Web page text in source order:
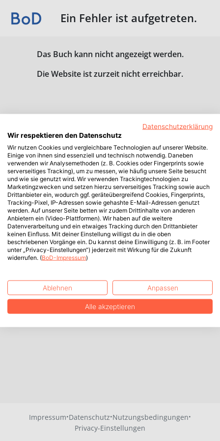
Ein Fehler ist aufgetreten.
Das Buch kann nicht angezeigt werden.
Die Website ist zurzeit nicht erreichbar.
Impressum·Datenschutz·Nutzungsbedingungen·
Privacy-Einstellungen
Datenschutzerklärung
Wir respektieren den Datenschutz
Wir nutzen Cookies und vergleichbare Technologien auf unserer Website.
Einige von ihnen sind essenziell und technisch notwendig. Daneben
verwenden wir Analysemethoden (z. B. Cookies oder Fingerprints sowie
serverseitiges Tracking), um zu messen, wie häufig unsere Seite besucht
und wie sie genutzt wird. Wir verwenden Trackingtechnologien zu
Marketingzwecken und setzen hierzu serverseitiges Tracking sowie auch
Drittanbieter ein, wodurch ggf. geräteübergreifend Cookies, Fingerprints,
Tracking-Pixel, IP-Adressen sowie gehashte E-Mail-Adressen genutzt
werden. Auf unserer Seite betten wir zudem Drittinhalte von anderen
Anbietern ein (Video-Plattformen). Wir haben auf die weitere
Datenverarbeitung und ein etwaiges Tracking durch den Drittanbieter
keinen Einfluss. Mit deiner Einstellung willigst du in die oben
beschriebenen Vorgänge ein. Du kannst deine Einwilligung (z. B. im Footer
unter „Privacy-Einstellungen“) jederzeit mit Wirkung für die Zukunft
widerrufen. (BoD-Impressum)
Ablehnen Anpassen
Alle akzeptieren